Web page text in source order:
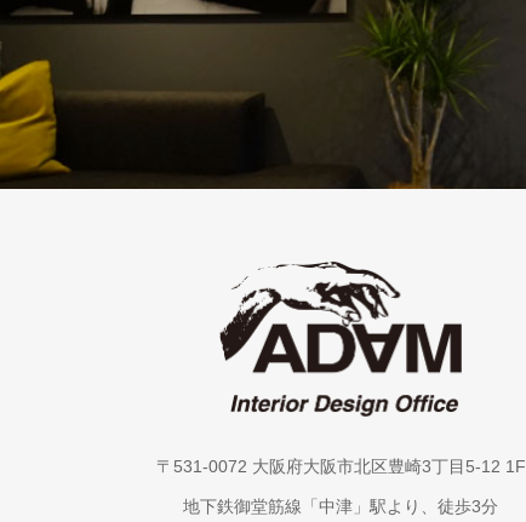
〒531-0072 大阪府大阪市北区豊崎3丁目5-12 1F
地下鉄御堂筋線「中津」駅より、徒歩3分